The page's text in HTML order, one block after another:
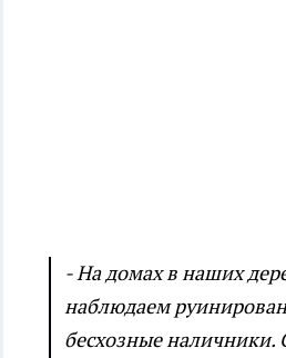
- На домах в наших
наблюдаем
бесхозные наличники.